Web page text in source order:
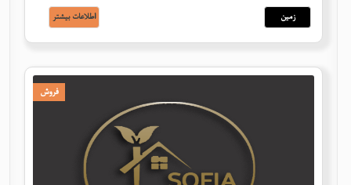
زمین اطلاعات بيشتر
فروش